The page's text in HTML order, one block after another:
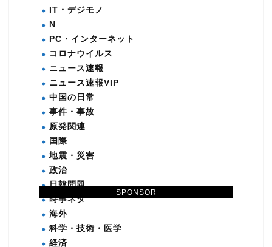
SPONSOR
IT・デジモノ
N
PC・インターネット
コロナウイルス
ニュース速報
ニュース速報VIP
中国の日常
事件・事故
原発関連
国際
地震・災害
政治
日韓問題
時事ネタ
海外
科学・技術・医学
経済